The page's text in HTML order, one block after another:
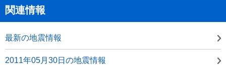
関連情報
最新の地震情報
2011年05月30日の地震情報